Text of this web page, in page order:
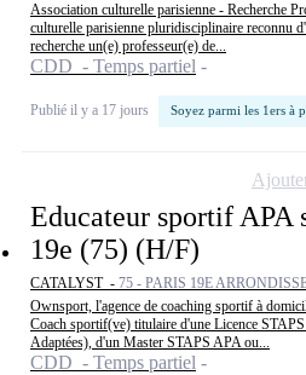
Association culturelle parisienne - Recherche
culturelle parisienne pluridisciplinaire reconnu
recherche un(e) professeur(e) de...
CDD - Temps partiel
Publié il y a 17 jours Soyez parmi les 1ers à
Educateur sportif APA
19e (75) (H/F)
CATALYST - 75 - PARIS 19E
Ownsport, l'agence de coaching sportif à
Coach sportif(ve) titulaire d'une Licence
Adaptées), d'un Master STAPS APA ou...
CDD - Temps partiel